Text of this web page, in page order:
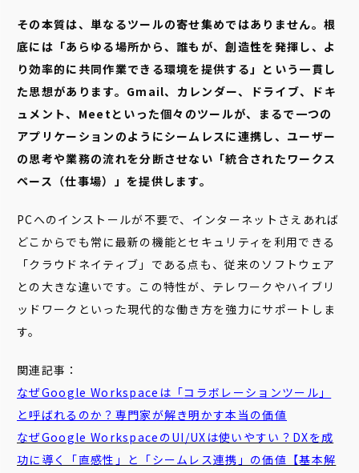
その本質は、単なるツールの寄せ集めではありません。根
底には「あらゆる場所から、誰もが、創造性を発揮し、よ
り効率的に共同作業できる環境を提供する」という一貫し
た思想があります。Gmail、カレンダー、ドライブ、ドキ
ュメント、Meetといった個々のツールが、まるで一つの
アプリケーションのようにシームレスに連携し、ユーザー
の思考や業務の流れを分断させない「統合されたワークス
ペース（仕事場）」を提供します。
PCへのインストールが不要で、インターネットさえあれば
どこからでも常に最新の機能とセキュリティを利用できる
「クラウドネイティブ」である点も、従来のソフトウェア
との大きな違いです。この特性が、テレワークやハイブリ
ッドワークといった現代的な働き方を強力にサポートしま
す。
関連記事：
なぜGoogle Workspaceは「コラボレーションツール 」
と呼ばれるのか？専門家が解き明かす本当の価値
なぜGoogle WorkspaceのUI/UXは使いやすい？DXを成
功に導く「直感性」と「シームレス連携」の価値【基本解